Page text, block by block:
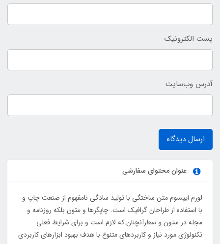
پست الکترونیک
آدرس وب‌سایت
ارسال دیدگاه
عنوان محتوای سفارشی
لورم ایپسوم متن ساختگی با تولید سادگی نامفهوم از صنعت چاپ و
با استفاده از طراحان گرافیک است. چاپگرها و متون بلکه روزنامه و
مجله در ستون و سطرآنچنان که لازم است و برای شرایط فعلی
تکنولوژی مورد نیاز و کاربردهای متنوع با هدف بهبود ابزارهای کاربردی